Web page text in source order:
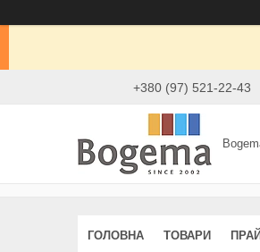
+380 (97) 521-22-43
ГОЛОВНА ТОВАРИ